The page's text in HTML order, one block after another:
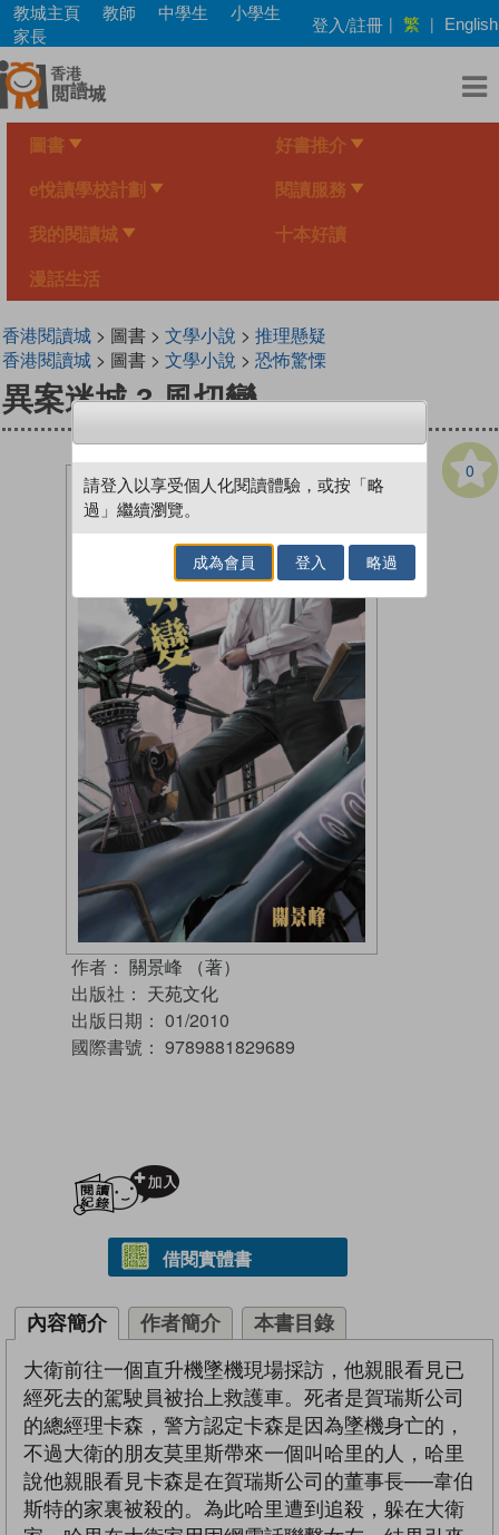
Skip
main
content
教城主頁 教師 中學生
小學生
家長
登入/註冊 | 繁 | English
圖書 好書推介
e悅讀學校計劃 閱讀服務
我的閱讀城 十本好讀
漫話生活
香港閱讀城> 圖書 > 文學小說 > 推理懸疑
香港閱讀城> 圖書 > 文學小說 > 恐怖驚慄
異案迷城 3 風切變
0
作者： 關景峰 （著）
出版社： 天苑文化
出版日期： 01/2010
國際書號： 9789881829689
借閱實體書
內容簡介 作者簡介 本書目錄
大衛前往一個直升機墜機現場採訪，他親眼看見已
經死去的駕駛員被抬上救護車。死者是賀瑞斯公司
的總經理卡森，警方認定卡森是因為墜機身亡的，
不過大衛的朋友莫里斯帶來一個叫哈里的人，哈里
說他親眼看見卡森是在賀瑞斯公司的董事長──韋伯
斯特的家裏被殺的。為此哈里遭到追殺，躲在大衛
請登入以享受個人化閱讀體驗，或按「略
過」繼續瀏覽。
成為會員 登入 略過